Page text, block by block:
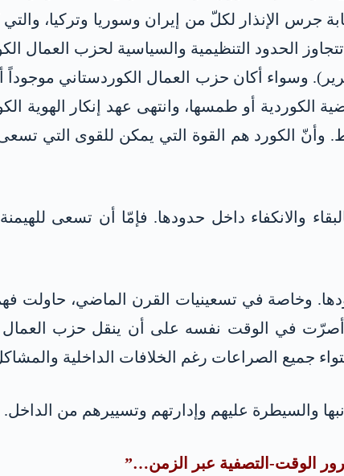
فوق جنوب كوردستان-إقليم كوردستان في عام 1991 بمثابة جرس الإنذار لكلّ من
الحدود التنظيمية والسياسية لحزب العمال
وسواء أكان حزب العمال الكوردستاني موجوداً
الكوردية أو طمسها، وانتهى عهد إنكار الهوية
وأنّ الكورد هم القوة التي يمكن للقوى التي
والانكفاء داخل حدودها. فإمّا أن تسعى
وخاصة في تسعينيات القرن الماضي، حاولت
أصرّت في الوقت نفسه على أن ينقل حزب
الصراعات رغم الخلافات الداخلية والمشاكل
والسيطرة عليهم وإدارتهم وتسييرهم من الداخل.
الوقت-التصفية عبر الزمن…”